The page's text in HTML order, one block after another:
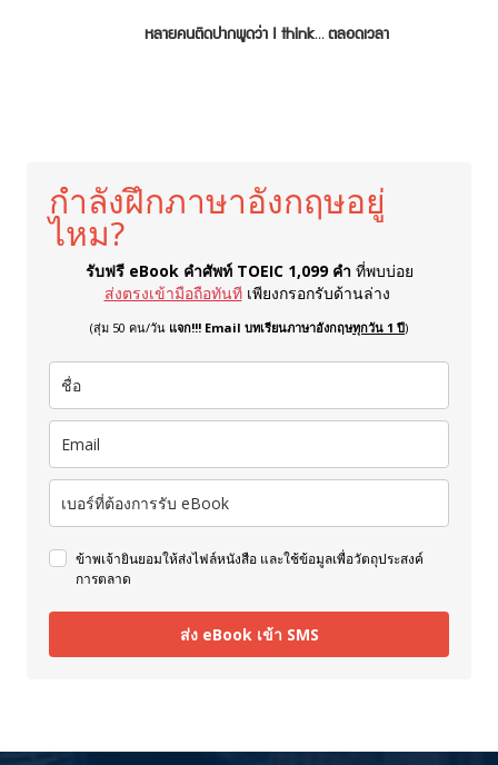
หลายคนติดปากพูดว่า I think… ตลอดเวลา
กำลังฝึกภาษาอังกฤษอยู่
ไหม?
รับฟรี eBook คำศัพท์ TOEIC 1,099 คำ ที่พบบ่อย
ส่งตรงเข้ามือถือทันที เพียงกรอกรับด้านล่าง
(สุ่ม 50 คน/วัน แจก!!! Email บทเรียนภาษาอังกฤษทุกวัน 1 ปี)
ข้าพเจ้ายินยอมให้ส่งไฟล์หนังสือ และใช้ข้อมูลเพื่อวัตถุประสงค์
การตลาด
ส่ง eBook เข้า SMS